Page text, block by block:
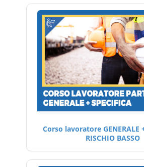
Corso lavoratore GENERALE
RISCHIO BASSO